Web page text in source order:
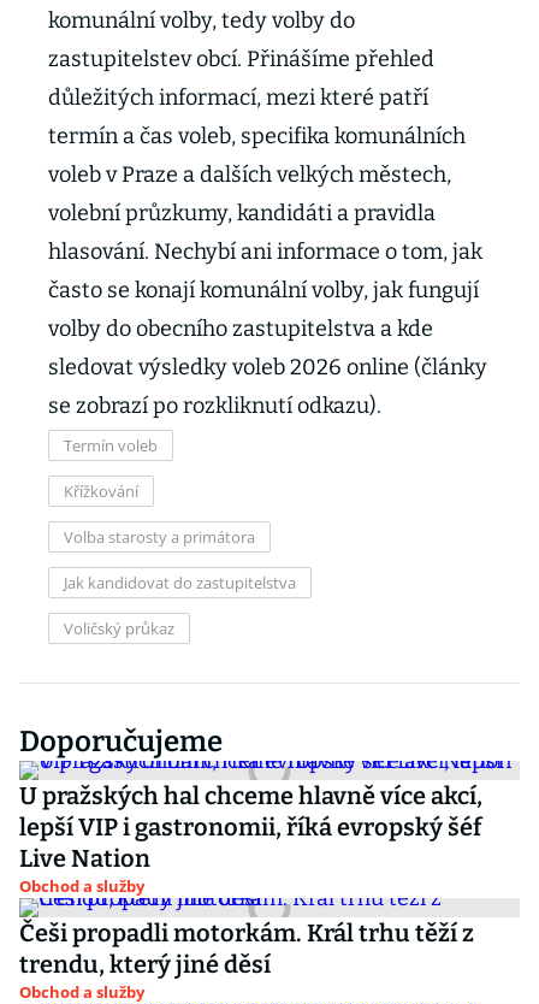
komunální volby, tedy volby do
zastupitelstev obcí. Přinášíme přehled
důležitých informací, mezi které patří
termín a čas voleb, specifika komunálních
voleb v Praze a dalších velkých městech,
volební průzkumy, kandidáti a pravidla
hlasování. Nechybí ani informace o tom, jak
často se konají komunální volby, jak fungují
volby do obecního zastupitelstva a kde
sledovat výsledky voleb 2026 online (články
se zobrazí po rozkliknutí odkazu).
Termín voleb
Křížkování
Volba starosty a primátora
Jak kandidovat do zastupitelstva
Voličský průkaz
Doporučujeme
U pražských hal chceme hlavně více akcí,
lepší VIP i gastronomii, říká evropský šéf
Live Nation
Obchod a služby
Češi propadli motorkám. Král trhu těží z
trendu, který jiné děsí
Obchod a služby